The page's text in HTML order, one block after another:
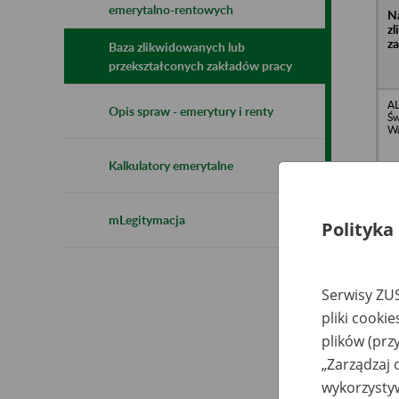
emerytalno-rentowych
Baza zlikwidowanych lub
przekształconych zakładów pracy
Opis spraw - emerytury i renty
Kalkulatory emerytalne
mLegitymacja Polityka
Serwisy
pliki
plików
„Zarządzaj